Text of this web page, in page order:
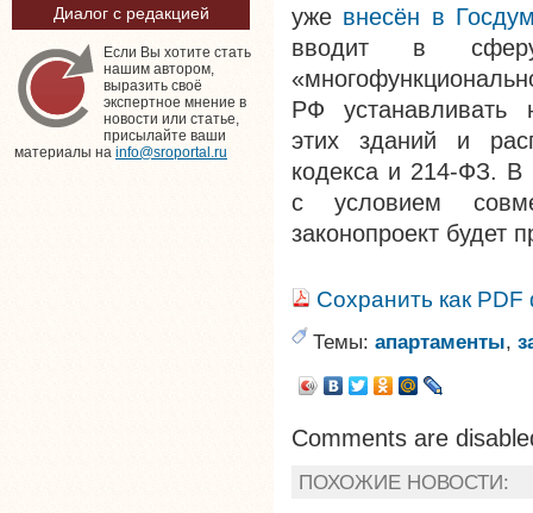
Диалог с редакцией
Если Вы хотите стать
нашим автором,
выразить своё
экспертное мнение в
новости или статье,
присылайте ваши
материалы на info@sroportal.ru
уже внесён в
вводит в сферу
РФ устанавливать
этих зданий и
кодекса и 214-ФЗ. В
с условием
законопроект будет
Сохранить как
Темы: апартаменты,
Comments are
ПОХОЖИЕ НОВОСТИ: